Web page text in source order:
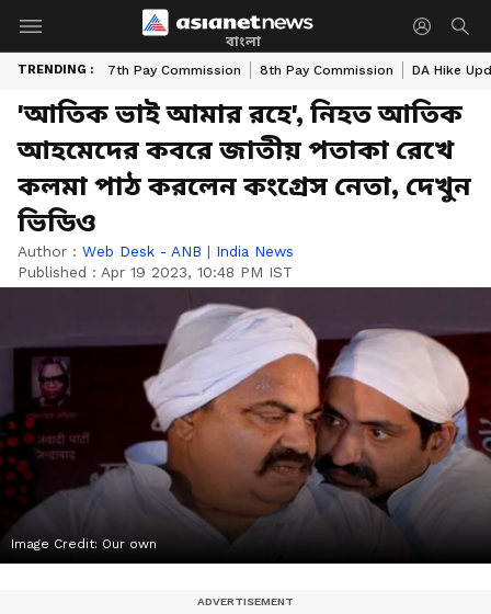
বাংলা
TRENDING : 7th Pay Commission 8th Pay Commission DA Hike
'আতিক ভাই আমার রহে', নিহত আতিক
আহমেদের কবরে জাতীয় পতাকা রেখে
কলমা পাঠ করলেন কংগ্রেস নেতা, দেখুন
ভিডিও
Author : Web Desk - ANB | India News
Published : Apr 19 2023, 10:48 PM IST
Image Credit: Our own